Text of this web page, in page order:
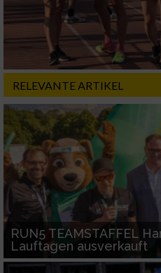
RELEVANTE ARTIKEL
RUN5 TEAMSTAFFEL
Lauftagen ausverkauft
Verwendung von Profilen zur
personalisierter Werbung
Erstellung von Profilen zur
von Inhalten
Verwendung von Profilen zur
personalisierter Inhalte
Messung der Werbeleistung
Messung der Performance
Analyse von Zielgruppen
oder Kombinationen von
verschiedenen Quellen